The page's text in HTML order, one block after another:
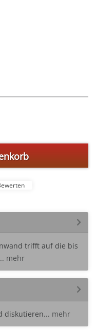
trifft auf die bis
mehr
diskutieren... mehr